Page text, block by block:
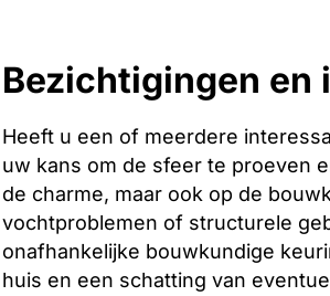
Bezichtigingen en
Heeft u een of meerdere
uw kans om de sfeer te proeven
de charme, maar ook op de
vochtproblemen of structurele
onafhankelijke bouwkundige
huis en een schatting van